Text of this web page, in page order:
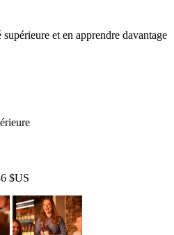
et en apprendre davantage
$US